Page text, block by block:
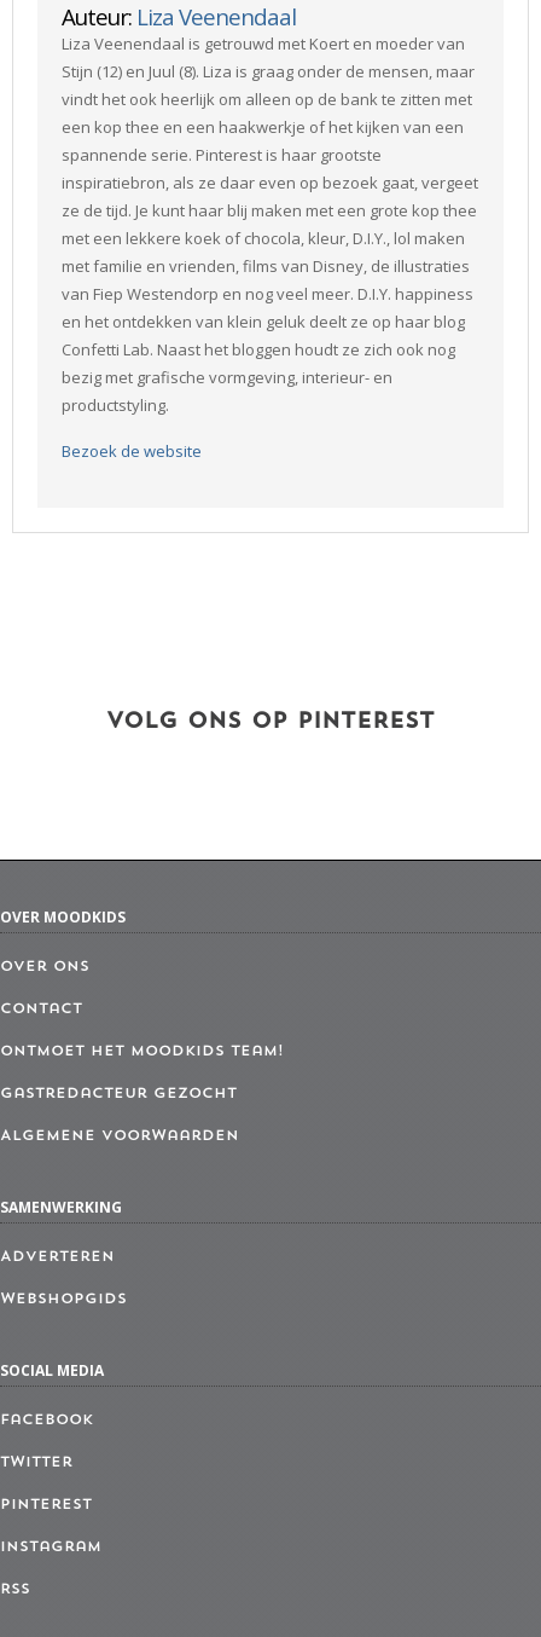
Auteur: Liza Veenendaal
Liza Veenendaal is getrouwd met Koert en moeder van
Stijn (12) en Juul (8). Liza is graag onder de mensen, maar
vindt het ook heerlijk om alleen op de bank te zitten met
een kop thee en een haakwerkje of het kijken van een
spannende serie. Pinterest is haar grootste
inspiratiebron, als ze daar even op bezoek gaat, vergeet
ze de tijd. Je kunt haar blij maken met een grote kop thee
met een lekkere koek of chocola, kleur, D.I.Y., lol maken
met familie en vrienden, films van Disney, de illustraties
van Fiep Westendorp en nog veel meer. D.I.Y. happiness
en het ontdekken van klein geluk deelt ze op haar blog
Confetti Lab. Naast het bloggen houdt ze zich ook nog
bezig met grafische vormgeving, interieur- en
productstyling.
Bezoek de website
VOLG ONS OP PINTEREST
OVER MOODKIDS
Over ons
Contact
Ontmoet het MoodKids Team!
Gastredacteur gezocht
Algemene Voorwaarden
SAMENWERKING
Adverteren
Webshopgids
SOCIAL MEDIA
Facebook
Twitter
Pinterest
Instagram
RSS